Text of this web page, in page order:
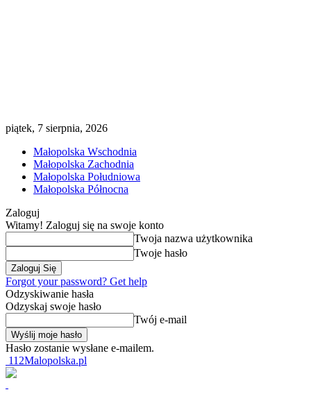
piątek, 7 sierpnia, 2026
Małopolska Wschodnia
Małopolska Zachodnia
Małopolska Południowa
Małopolska Północna
Zaloguj
Witamy! Zaloguj się na swoje konto
Twoja nazwa użytkownika
Twoje hasło
Forgot your password? Get help
Odzyskiwanie hasła
Odzyskaj swoje hasło
Twój e-mail
Hasło zostanie wysłane e-mailem.
112Malopolska.pl